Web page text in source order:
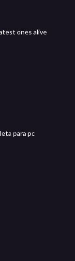
ones alive
para pc